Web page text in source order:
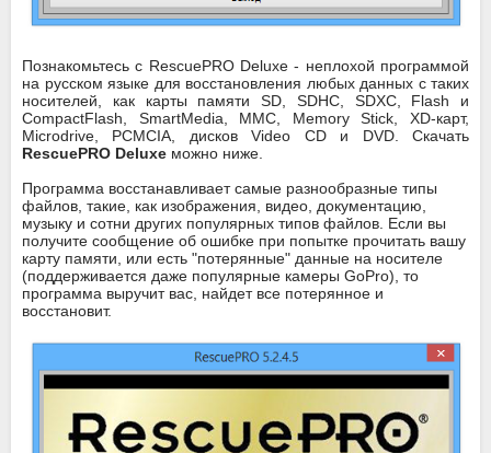
Познакомьтесь с RescuePRO Deluxe - неплохой программой
на русском языке для восстановления любых данных с таких
носителей, как карты памяти SD, SDHC, SDXC, Flash и
CompactFlash, SmartMedia, MMC, Memory Stick, XD-карт,
Microdrive, PCMCIA, дисков Video CD и DVD. Скачать
RescuePRO Deluxe можно ниже.
Программа восстанавливает самые разнообразные типы
файлов, такие, как изображения, видео, документацию,
музыку и сотни других популярных типов файлов. Если вы
получите сообщение об ошибке при попытке прочитать вашу
карту памяти, или есть "потерянные" данные на носителе
(поддерживается даже популярные камеры GoPro), то
программа выручит вас, найдет все потерянное и
восстановит.